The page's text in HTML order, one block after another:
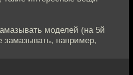
моделей (на 5й
замазывать, например,